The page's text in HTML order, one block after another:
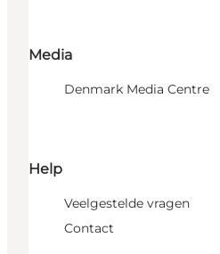
Media
Denmark Media Centre
Help
Veelgestelde vragen
Contact